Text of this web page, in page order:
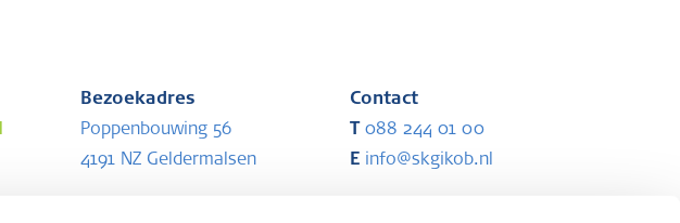
Bezoekadres
Poppenbouwing 56
4191 NZ Geldermalsen
Contact
088 244 01 00
Einfo@skgikob.nl